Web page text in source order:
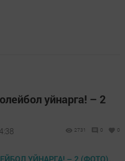
уйнарга! – 2
2731 0 0